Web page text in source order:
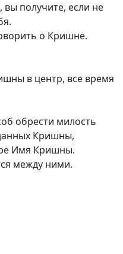
вы получите, если не
о Кришне.
в центр, все время
обрести милость
Кришны,
Имя Кришны.
между ними.